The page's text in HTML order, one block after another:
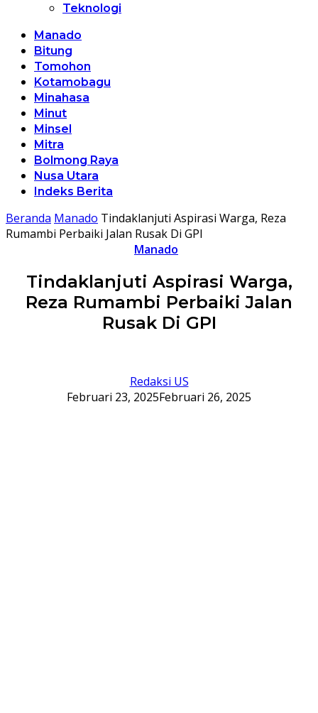
Teknologi
Manado
Bitung
Tomohon
Kotamobagu
Minahasa
Minut
Minsel
Mitra
Bolmong Raya
Nusa Utara
Indeks Berita
Beranda Manado Tindaklanjuti Aspirasi Warga, Reza
Rumambi Perbaiki Jalan Rusak Di GPI
Manado
Tindaklanjuti Aspirasi Warga,
Reza Rumambi Perbaiki Jalan
Rusak Di GPI
Redaksi US
Februari 23, 2025Februari 26, 2025